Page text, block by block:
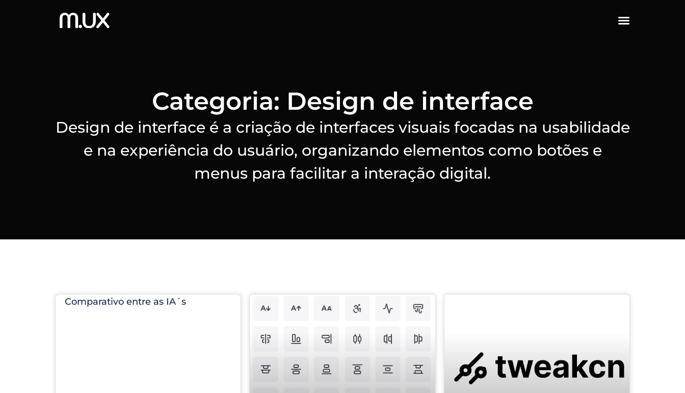
Categoria: Design de interface
Design de interface é a criação de interfaces visuais focadas na usabilidade
e na experiência do usuário, organizando elementos como botões e
menus para facilitar a interação digital.
Comparativo entre as IA´s